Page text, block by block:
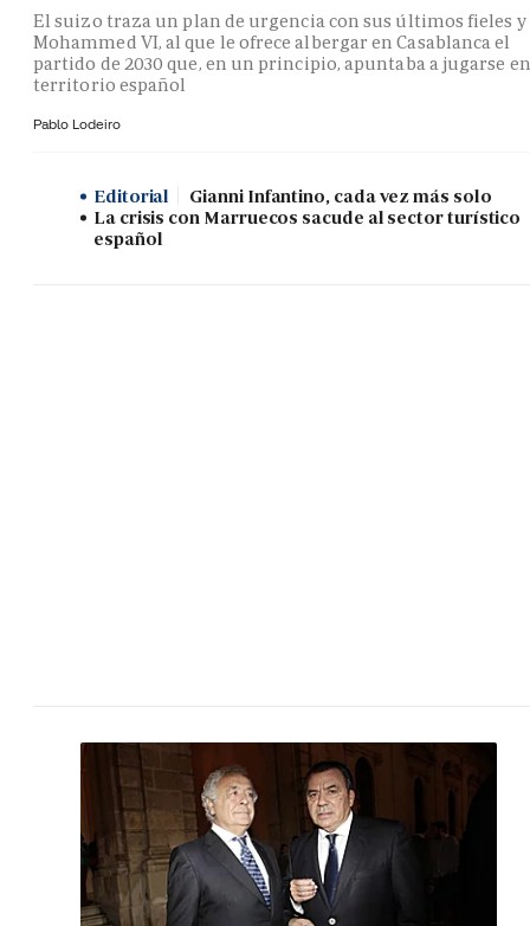
El suizo traza un plan de urgencia con sus últimos fieles y
Mohammed VI, al que le ofrece albergar en Casablanca el
partido de 2030 que, en un principio, apuntaba a jugarse en
territorio español
Pablo Lodeiro
Editorial
Gianni Infantino, cada vez más solo
La crisis con Marruecos sacude al sector turístico
español